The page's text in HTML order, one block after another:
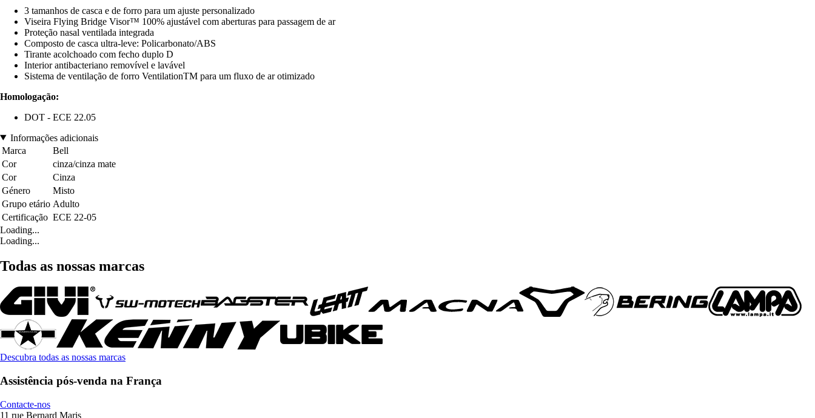
3 tamanhos de casca e de forro para um ajuste personalizado
Viseira Flying Bridge Visor™ 100% ajustável com aberturas para passagem de ar
Proteção nasal ventilada integrada
Composto de casca ultra-leve: Policarbonato/ABS
Tirante acolchoado com fecho duplo D
Interior antibacteriano removível e lavável
Sistema de ventilação de forro VentilationTM para um fluxo de ar otimizado
Homologação:
DOT - ECE 22.05
Informações adicionais
Marca
Bell
Cor
cinza/cinza mate
Cor
Cinza
Género
Misto
Grupo etário Adulto
Certificação ECE 22-05
Loading...
Loading...
Todas as nossas marcas
Descubra todas as nossas marcas
Assistência pós-venda na França
Contacte-nos
11 rue Bernard Maris